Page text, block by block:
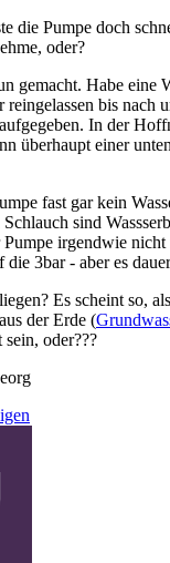
die Pumpe doch
oder?
gemacht. Habe eine
reingelassen bis nach
In der
überhaupt einer
fast gar kein
sind
irgendwie nicht
die 3bar - aber es
Es scheint so,
der Erde (
oder???